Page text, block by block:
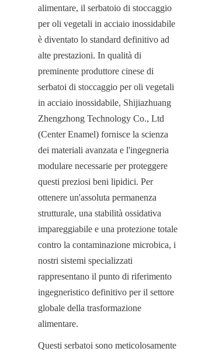
alimentare, il serbatoio di stoccaggio
per oli vegetali in acciaio inossidabile
è diventato lo standard definitivo ad
alte prestazioni. In qualità di
preminente produttore cinese di
serbatoi di stoccaggio per oli vegetali
in acciaio inossidabile, Shijiazhuang
Zhengzhong Technology Co., Ltd
(Center Enamel) fornisce la scienza
dei materiali avanzata e l'ingegneria
modulare necessarie per proteggere
questi preziosi beni lipidici. Per
ottenere un'assoluta permanenza
strutturale, una stabilità ossidativa
impareggiabile e una protezione totale
contro la contaminazione microbica, i
nostri sistemi specializzati
rappresentano il punto di riferimento
ingegneristico definitivo per il settore
globale della trasformazione
alimentare.
Questi serbatoi sono meticolosamente